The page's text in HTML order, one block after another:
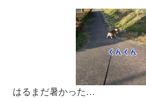
はるまだ暑かった…